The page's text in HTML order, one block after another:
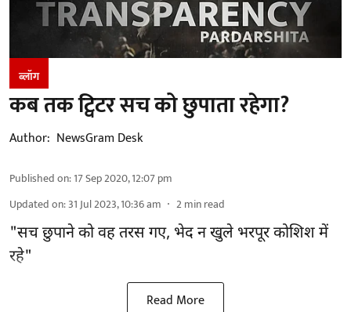
ब्लॉग
कब तक ट्विटर सच को छुपाता रहेगा?
Author: NewsGram Desk
Published on:17 Sep 2020, 12:07 pm
Updated on:31 Jul 2023, 10:36 am 2min read
"सच छुपाने को वह तरस गए, भेद न खुले भरपूर कोशिश में
रहे"
Read More